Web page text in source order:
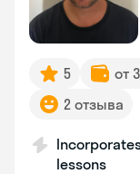
5 от
2 отзыва
lessons